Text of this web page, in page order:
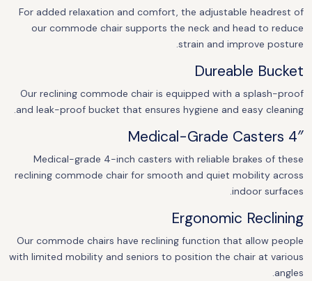
For added relaxation and comfort, the adjustable headrest of
our commode chair supports the neck and head to reduce
strain and improve posture.
Dureable Bucket
Our reclining commode chair is equipped with a splash-proof
and leak-proof bucket that ensures hygiene and easy cleaning.
4″ Medical-Grade Casters
Medical-grade 4-inch casters with reliable brakes of these
reclining commode chair for smooth and quiet mobility across
indoor surfaces.
Ergonomic Reclining
Our commode chairs have reclining function that allow people
with limited mobility and seniors to position the chair at various
angles.